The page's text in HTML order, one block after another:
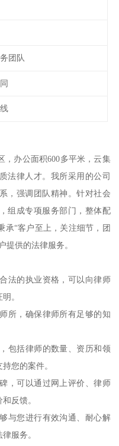
团队
，办公面积600多平米，云集
法律人才。我所采用的公司
，强调团队精神。针对社会
组成专项服务部门，整体配
承“客户至上，关注细节，团
提供的法律服务。
法的执业资格，可以向律师
。
所，确保律师所有足够的知
包括律师的数量、资历和领
您的案件。
，可以通过网上评价、律师
反馈。
与您进行有效沟通、耐心解
服务。